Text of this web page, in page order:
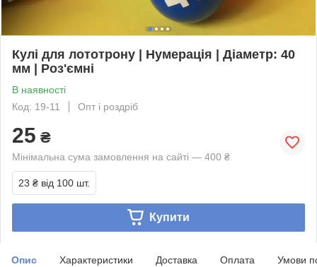
Кулі для лототрону | Нумерація | Діаметр: 40
мм | Роз'ємні
В наявності
Код: 19-11
Опт і роздріб
25 ₴
Мінімальна сума замовлення на сайті — 400 ₴
23 ₴ від 100 шт.
Купити
Опис Характеристики Доставка Оплата Умови